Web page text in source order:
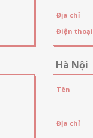
Địa chỉ
Điện thoại
Hà Nội
Tên
Địa chỉ